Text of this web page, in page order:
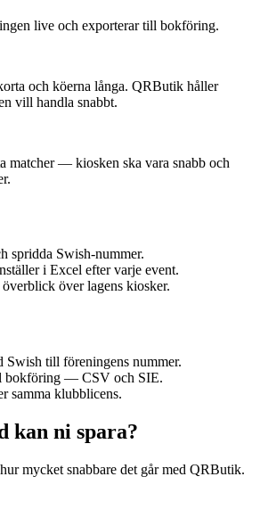
live och exporterar till bokföring.
och köerna långa. QRButik håller
vill handla snabbt.
matcher — kiosken ska vara snabb och
spridda Swish-nummer.
i Excel efter varje event.
över lagens kiosker.
Swish till föreningens nummer.
bokföring — CSV och SIE.
samma klubblicens.
kan ni spara?
mycket snabbare det går med QRButik.